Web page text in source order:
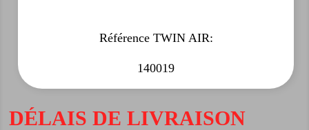
Référence TWIN AIR:
140019
DÉLAIS DE LIVRAISON